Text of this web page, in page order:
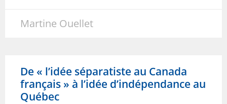
Martine Ouellet
De « l’idée séparatiste au Canada
français » à l’idée d’indépendance au
Québec